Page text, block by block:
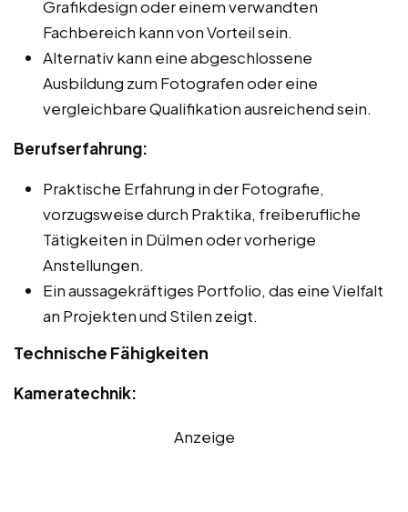
Grafikdesign oder einem verwandten
Fachbereich kann von Vorteil sein.
Alternativ kann eine abgeschlossene
Ausbildung zum Fotografen oder eine
vergleichbare Qualifikation ausreichend sein.
Berufserfahrung:
Praktische Erfahrung in der Fotografie,
vorzugsweise durch Praktika, freiberufliche
Tätigkeiten in Dülmen oder vorherige
Anstellungen.
Ein aussagekräftiges Portfolio, das eine Vielfalt
an Projekten und Stilen zeigt.
Technische Fähigkeiten
Kameratechnik:
Anzeige